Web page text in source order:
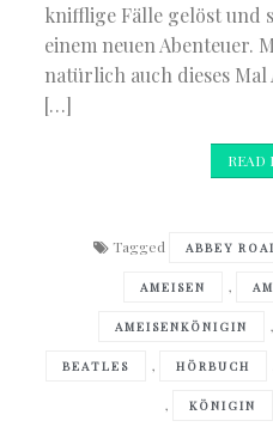
knifflige Fälle gelöst und
einem neuen Abenteuer.
natürlich auch dieses
[…]
READ
Tagged ABBEY
AMEISEN ,
AMEISENKÖNIGIN ,
BEATLES , HÖRBUCH
, KÖNIGIN